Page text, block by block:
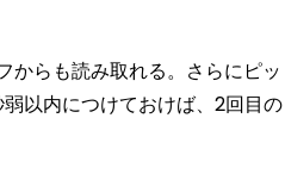
からも読み取れる。さらにピッ
以内につけておけば、2回目の